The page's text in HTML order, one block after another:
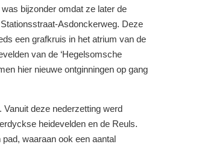
was bijzonder omdat ze later de
Asdonckerweg. Deze
een grafkruis in het atrium van de
van de ‘Hegelsomsche
hier nieuwe ontginningen op gang
Vanuit deze nederzetting werd
heidevelden en de Reuls.
pad, waaraan ook een aantal